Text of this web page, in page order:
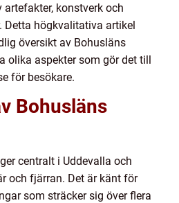
konstverk och
Detta högkvalitativa artikel
översikt av Bohusläns
olika aspekter som gör det till
för besökare.
Bohusläns
centralt i Uddevalla och
och fjärran. Det är känt för
som sträcker sig över flera